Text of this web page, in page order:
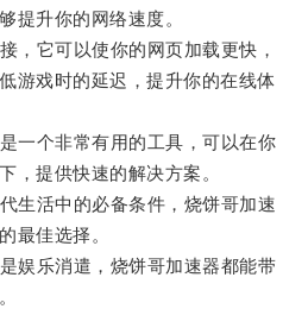
提升你的网络速度。
它可以使你的网页加载更快，
游戏时的延迟，提升你的在线体
个非常有用的工具，可以在你
，提供快速的解决方案。
活中的必备条件，烧饼哥加速
最佳选择。
乐消遣，烧饼哥加速器都能带